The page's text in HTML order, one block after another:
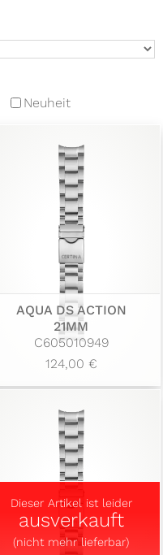
Neuheit
AQUA DS ACTION
21MM
C605010949
124,00 €
Dieser Artikel ist leider
ausverkauft
(nicht mehr lieferbar)